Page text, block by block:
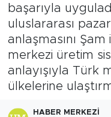
başarıyla
uluslararası
anlaşmasını
merkezi üretim
anlayışıyla Türk
ülkelerine
HABER MERKEZI
Sağlık Turizmi
Sanat
Spor
Haber Arşivi